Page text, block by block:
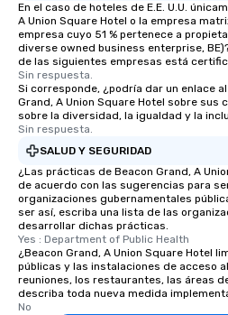
En el caso de hoteles de E.E. U.U.
A Union Square Hotel o la empresa
empresa cuyo 51 % pertenece a
diverse owned business enterprise,
de las siguientes empresas está
Sin respuesta.
Si corresponde, ¿podría dar un enlace
Grand, A Union Square Hotel sobre sus
sobre la diversidad, la igualdad y la
Sin respuesta.
SALUD Y SEGURIDAD
¿Las prácticas de Beacon Grand, A
de acuerdo con las sugerencias para
organizaciones gubernamentales
ser así, escriba una lista de las
desarrollar dichas prácticas.
Yes : Department of Public Health
¿Beacon Grand, A Union Square Hotel
públicas y las instalaciones de acceso
reuniones, los restaurantes, las áreas
describa toda nueva medida
No